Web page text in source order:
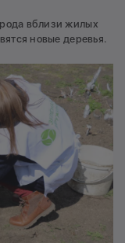
вблизи жилых
новые деревья.